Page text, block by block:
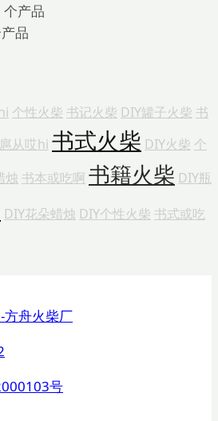
个产品
品
个性火柴 书记火柴 DIY罐子火柴 书
从哎hi 书式火柴 DIY火柴 个
烛 书本或吃啊 书籍火柴 DIY瓶
DIY花朵蜡烛 DIY个性火柴 书式或吃
方舟火柴厂
号